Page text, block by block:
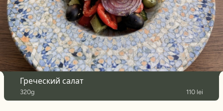
Греческий салат
320g 110 lei